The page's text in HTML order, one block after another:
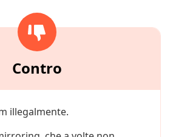
Contro
illegalmente.